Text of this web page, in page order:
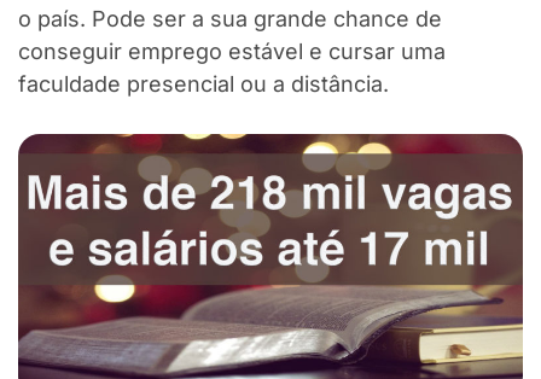
o país. Pode ser a sua grande chance de
conseguir emprego estável e cursar uma
faculdade presencial ou a distância.